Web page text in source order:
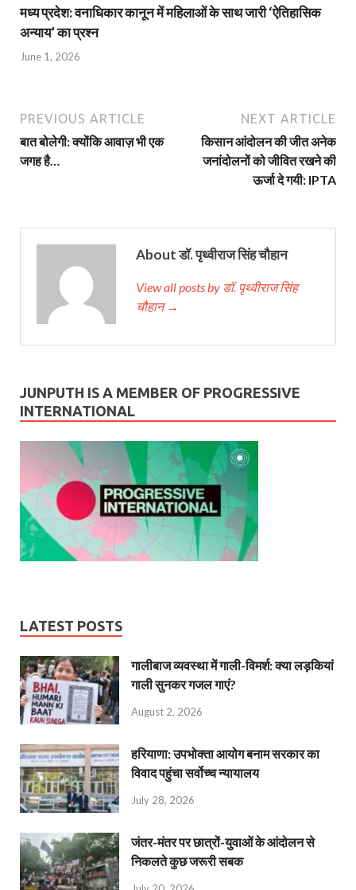
मध्य प्रदेश: वनाधिकार कानून में महिलाओं के साथ जारी ‘ऐतिहासिक
अन्याय’ का प्रश्न
June 1, 2026
PREVIOUS ARTICLE
बात बोलेगी: क्योंकि आवाज़ भी एक
जगह है…
NEXT ARTICLE
किसान आंदोलन की जीत अनेक
जनांदोलनों को जीवित रखने की
ऊर्जा दे गयी: IPTA
About डॉ. पृथ्वीराज सिंह चौहान
View all posts by डॉ. पृथ्वीराज सिंह
चौहान →
JUNPUTH IS A MEMBER OF PROGRESSIVE
INTERNATIONAL
LATEST POSTS
गालीबाज व्‍यवस्‍था में गाली-विमर्श: क्या लड़कियां
गाली सुनकर गजल गाएं?
August 2, 2026
हरियाणा: उपभोक्ता आयोग बनाम सरकार का
विवाद पहुंचा सर्वोच्च न्यायालय
July 28, 2026
जंतर-मंतर पर छात्रों-युवाओं के आंदोलन से
निकलते कुछ जरूरी सबक